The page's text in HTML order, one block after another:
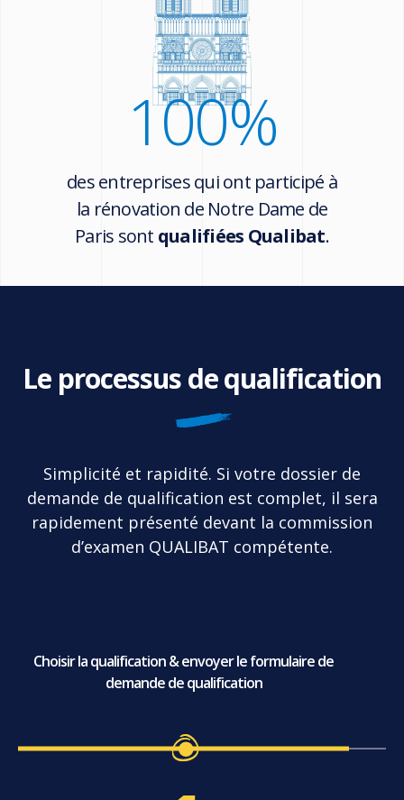
100%
des entreprises qui ont participé à
la rénovation de Notre Dame de
Paris sont qualifiées Qualibat.
Le processus de qualification
Simplicité et rapidité. Si votre dossier de
demande de qualification est complet, il sera
rapidement présenté devant la commission
d’examen QUALIBAT compétente.
Choisir la qualification & envoyer le formulaire de
demande de qualification